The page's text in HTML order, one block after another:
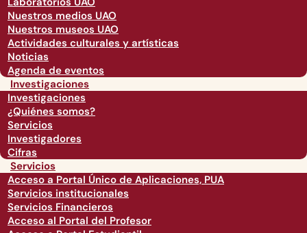
Nuestros medios UAO
Nuestros museos UAO
Actividades culturales y artísticas
Noticias
Agenda de eventos
Investigaciones
Investigaciones
¿Quiénes somos?
Servicios
Investigadores
Cifras
Servicios
Acceso a Portal Único de Aplicaciones, PUA
Servicios institucionales
Servicios Financieros
Acceso al Portal del Profesor